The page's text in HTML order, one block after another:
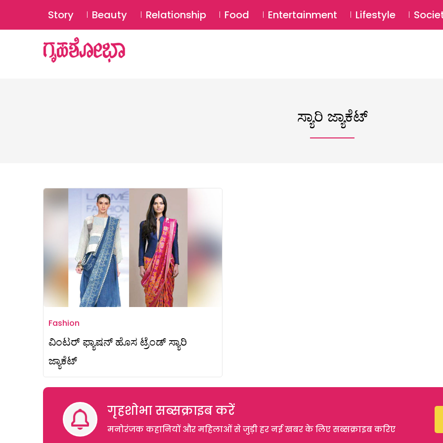
Story Beauty Relationship Food Entertainment Lifestyle
ಸ್ಯಾರಿ ಜ್ಯಾಕೆಟ್
Fashion
ವಿಂಟರ್‌ ಫ್ಯಾಷನ್‌ ಹೊಸ ಟ್ರೆಂಡ್‌ ಸ್ಯಾರಿ
ಜ್ಯಾಕೆಟ್‌
गृहशोभा सब्सक्राइब करें
मनोरंजक कहानियों और महिलाओं से जुड़ी हर नई खबर के लिए सब्सक्राइब करिए